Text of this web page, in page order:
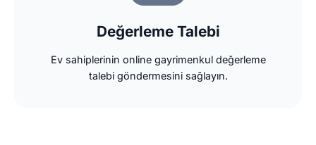
Değerleme Talebi
Ev sahiplerinin online gayrimenkul değerleme
talebi göndermesini sağlayın.